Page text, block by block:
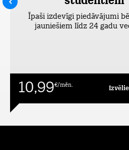
Īpaši izdevīgi piedāvājumi
jauniešiem līdz 24 gadu
10,99€/mēn.